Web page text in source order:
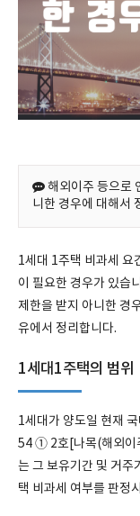
해외이주 등으로
니한 경우에 대해서
1세대 1주택 비과세 요
이 필요한 경우가 있습
제한을 받지 아니한 경
유에서 정리합니다.
1세대1주택의 범위
1세대가 양도일 현재
54 ① 2호[나목(해외이
는 그 보유기간 및 거
택 비과세 여부를 판정